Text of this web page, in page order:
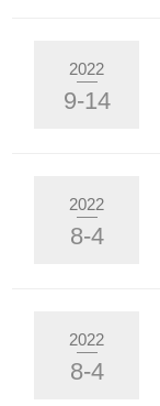
2022
9-14
2022
8-4
2022
8-4